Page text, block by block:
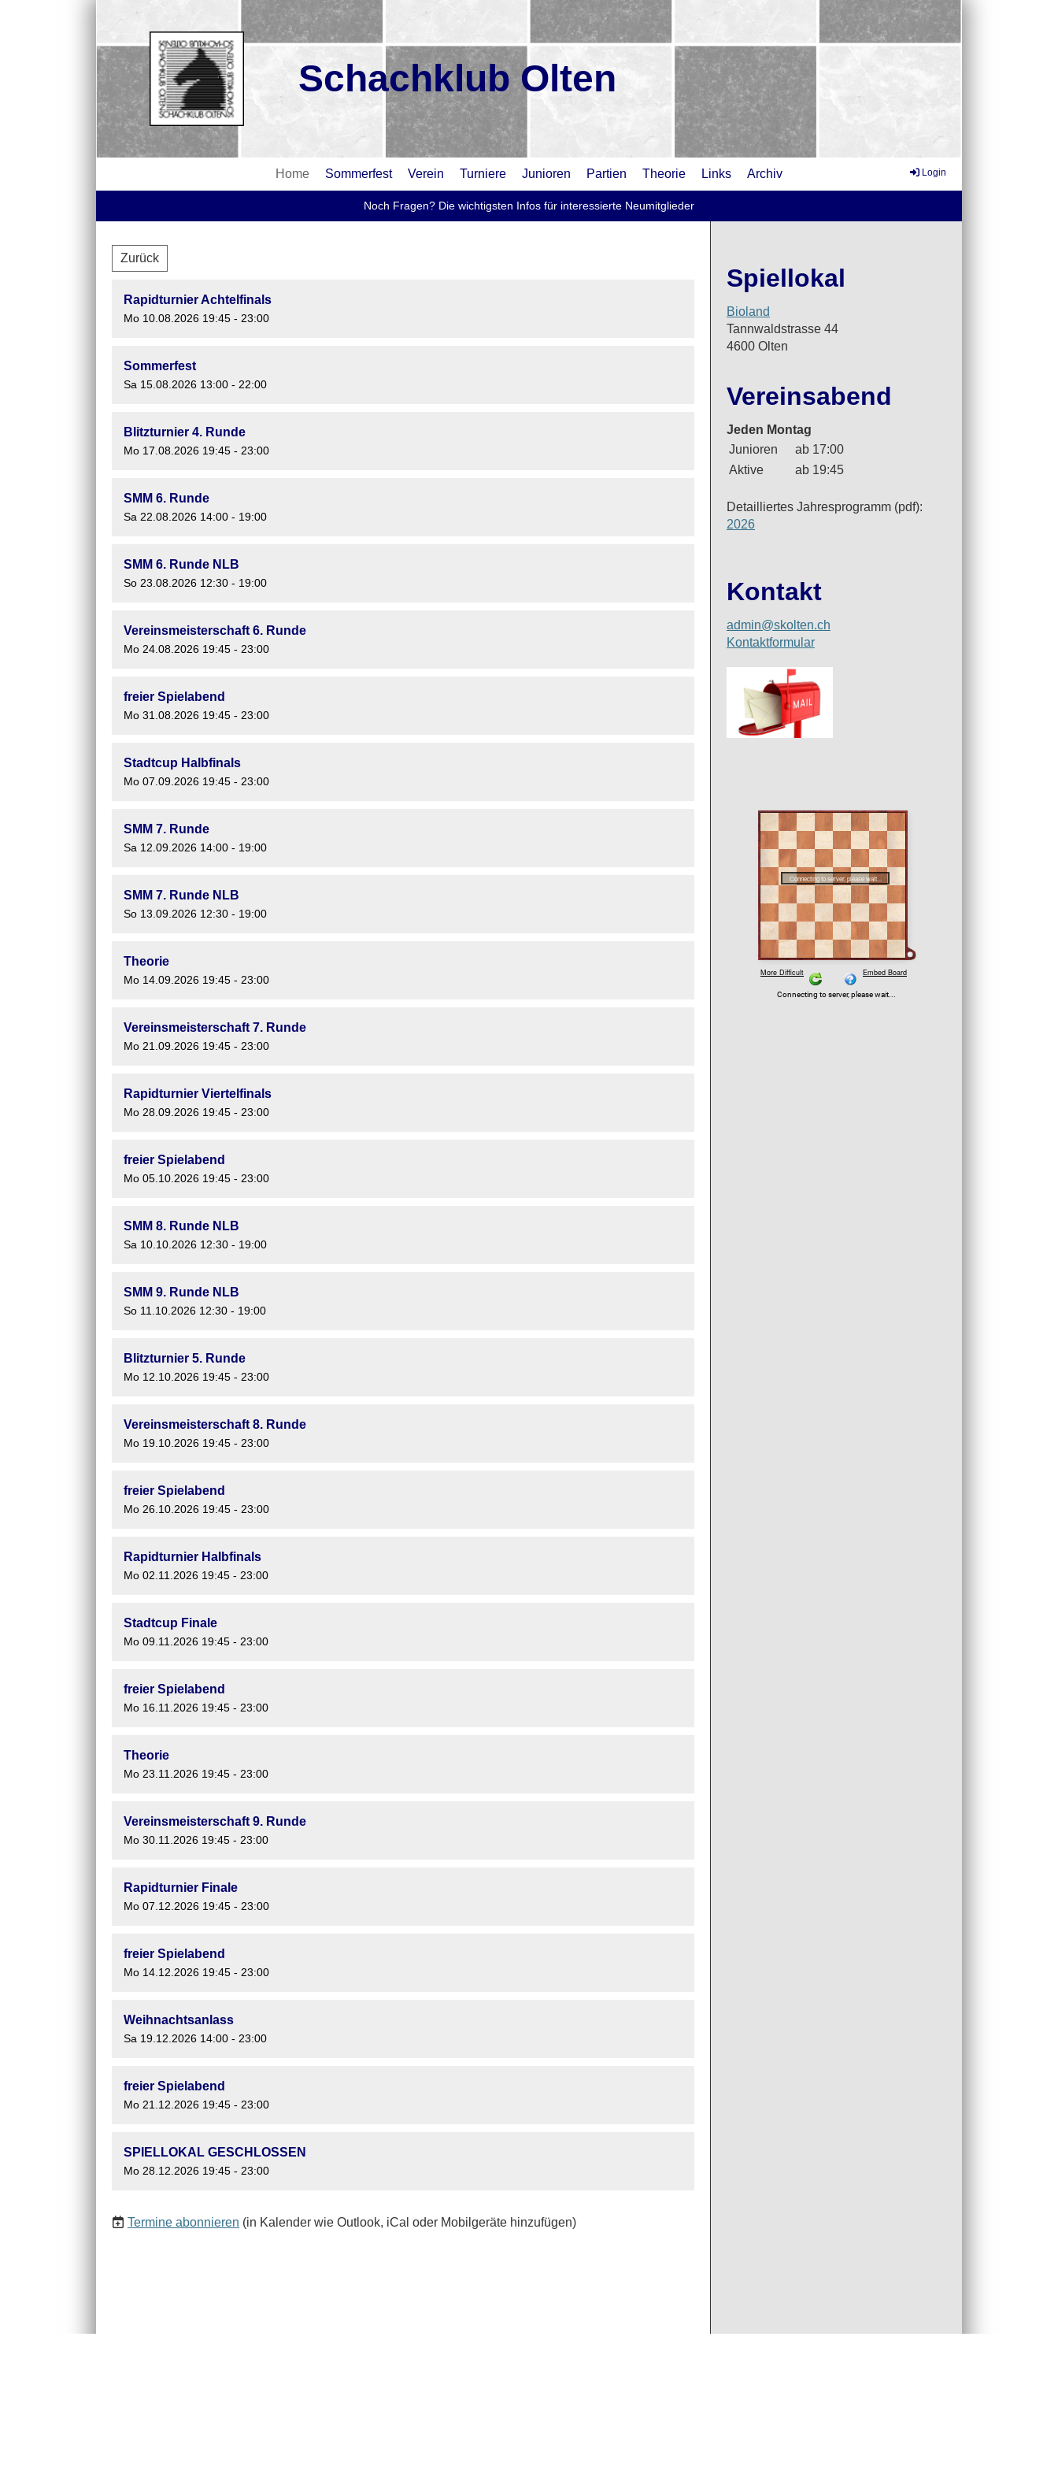
Schachklub Olten
Home Sommerfest Verein Turniere Junioren Partien Theorie Links Archiv Login
Noch Fragen? Die wichtigsten Infos für interessierte Neumitglieder
Zurück
Rapidturnier Achtelfinals
Mo 10.08.2026 19:45 - 23:00
Sommerfest
Sa 15.08.2026 13:00 - 22:00
Blitzturnier 4. Runde
Mo 17.08.2026 19:45 - 23:00
SMM 6. Runde
Sa 22.08.2026 14:00 - 19:00
SMM 6. Runde NLB
So 23.08.2026 12:30 - 19:00
Vereinsmeisterschaft 6. Runde
Mo 24.08.2026 19:45 - 23:00
freier Spielabend
Mo 31.08.2026 19:45 - 23:00
Stadtcup Halbfinals
Mo 07.09.2026 19:45 - 23:00
SMM 7. Runde
Sa 12.09.2026 14:00 - 19:00
SMM 7. Runde NLB
So 13.09.2026 12:30 - 19:00
Theorie
Mo 14.09.2026 19:45 - 23:00
Vereinsmeisterschaft 7. Runde
Mo 21.09.2026 19:45 - 23:00
Rapidturnier Viertelfinals
Mo 28.09.2026 19:45 - 23:00
freier Spielabend
Mo 05.10.2026 19:45 - 23:00
SMM 8. Runde NLB
Sa 10.10.2026 12:30 - 19:00
SMM 9. Runde NLB
So 11.10.2026 12:30 - 19:00
Blitzturnier 5. Runde
Mo 12.10.2026 19:45 - 23:00
Vereinsmeisterschaft 8. Runde
Mo 19.10.2026 19:45 - 23:00
freier Spielabend
Mo 26.10.2026 19:45 - 23:00
Rapidturnier Halbfinals
Mo 02.11.2026 19:45 - 23:00
Stadtcup Finale
Mo 09.11.2026 19:45 - 23:00
freier Spielabend
Mo 16.11.2026 19:45 - 23:00
Theorie
Mo 23.11.2026 19:45 - 23:00
Vereinsmeisterschaft 9. Runde
Mo 30.11.2026 19:45 - 23:00
Rapidturnier Finale
Mo 07.12.2026 19:45 - 23:00
freier Spielabend
Mo 14.12.2026 19:45 - 23:00
Weihnachtsanlass
Sa 19.12.2026 14:00 - 23:00
freier Spielabend
Mo 21.12.2026 19:45 - 23:00
SPIELLOKAL GESCHLOSSEN
Mo 28.12.2026 19:45 - 23:00
Termine abonnieren (in Kalender wie Outlook, iCal oder Mobilgeräte hinzufügen)
Spiellokal
Bioland
Tannwaldstrasse 44
4600 Olten
Vereinsabend
Jeden Montag
Junioren
ab 17:00
Aktive
ab 19:45
Detailliertes Jahresprogramm (pdf):
2026
Kontakt
admin@skolten.ch
Kontaktformular